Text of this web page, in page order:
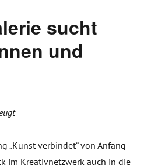
sucht
und
„Kunst verbindet“ von Anfang
im Kreativnetzwerk auch in die